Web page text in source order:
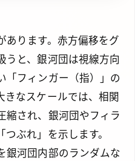
あります。赤方偏移をグ
うと、銀河団は視線方向
「フィンガー（指）」の
きなスケールでは、相関
縮され、銀河団やフィラ
ぶれ」を示します。
銀河団内部のランダムな